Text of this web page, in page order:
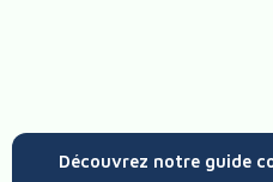
Découvrez notre guide